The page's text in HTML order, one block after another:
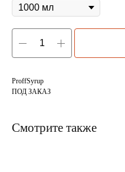
ProffSyrup
ПОД ЗАКАЗ
Смотрите также